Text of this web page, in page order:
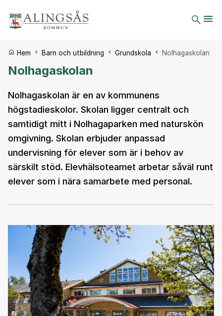
Du är här:
Hem Barn och utbildning Grundskola Nolhagaskolan
Nolhagaskolan
Nolhagaskolan är en av kommunens
högstadieskolor. Skolan ligger centralt och
samtidigt mitt i Nolhagaparken med naturskön
omgivning. Skolan erbjuder anpassad
undervisning för elever som är i behov av
särskilt stöd. Elevhälsoteamet arbetar såväl runt
elever som i nära samarbete med personal.